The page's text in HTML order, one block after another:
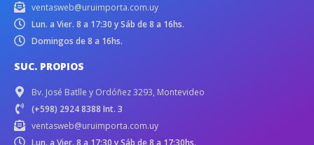
ventasweb@uruimporta.com.uy
Lun. a Vier. 8 a 17:30 y Sáb de 8 a 16hs.
Domingos de 8 a 16hs.
SUC. PROPIOS
Bv. José Batlle y Ordóñez 3293, Montevideo
(+598) 2924 8388 Int. 3
ventasweb@uruimporta.com.uy
Lun. a Vier. 8 a 17:30 y Sáb de 8 a 17:30hs.